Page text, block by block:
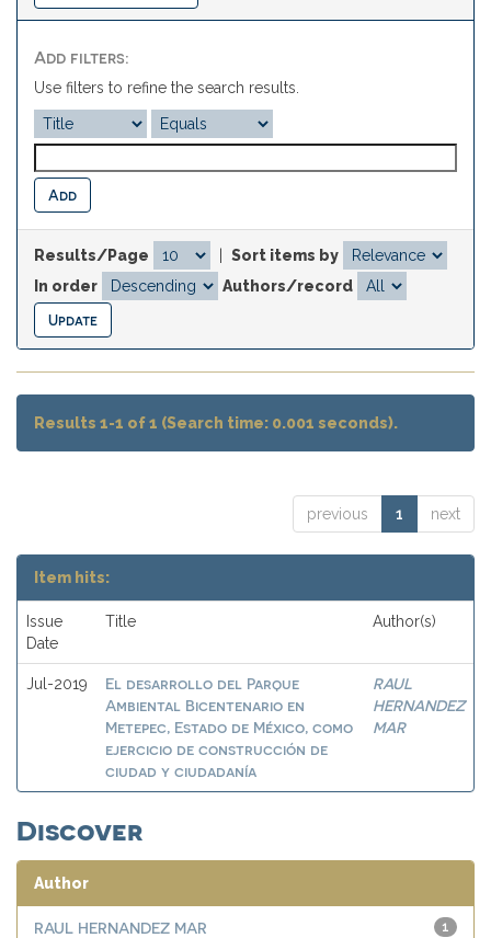
Add filters:
Use filters to refine the search results.
Results/Page
Sort items by
In order
Authors/record
Results 1-1 of 1 (Search time: 0.001 seconds).
previous 1 next
Item hits:
Issue
Date
Title Author(s)
Jul-2019
El desarrollo del Parque
Ambiental Bicentenario en
Metepec, Estado de México, como
ejercicio de construcción de
ciudad y ciudadanía
RAUL
HERNANDEZ
MAR
Discover
Author
1
RAUL HERNANDEZ MAR